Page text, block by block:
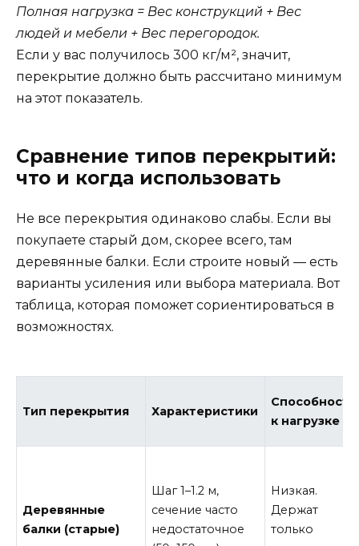
Полная нагрузка = Вес конструкций + Вес
людей и мебели + Вес перегородок.
Если у вас получилось 300 кг/м², значит,
перекрытие должно быть рассчитано минимум
на этот показатель.
Сравнение типов перекрытий:
что и когда использовать
Не все перекрытия одинаково слабы. Если вы
покупаете старый дом, скорее всего, там
деревянные балки. Если строите новый — есть
варианты усиления или выбора материала. Вот
таблица, которая поможет сориентироваться в
возможностях.
Тип перекрытия Характеристики
Способность
к нагрузке
Деревянные
балки (старые)
Шаг 1–1.2 м,
сечение часто
недостаточное
Низкая.
Держат
только